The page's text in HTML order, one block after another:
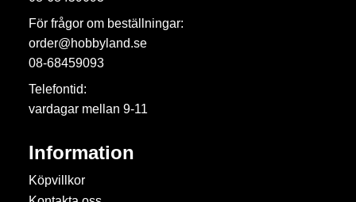
För frågor om beställningar:
order@hobbyland.se
08-68459093
Telefontid:
vardagar mellan 9-11
Information
Köpvillkor